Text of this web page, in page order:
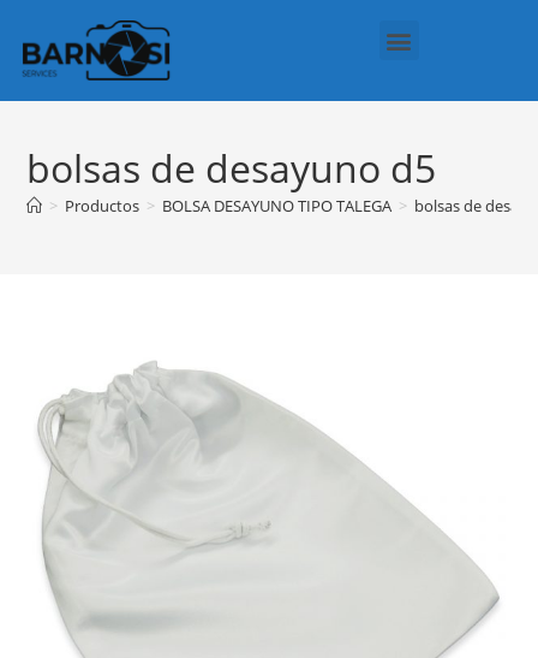
bolsas de desayuno d5
> Productos > BOLSA DESAYUNO TIPO TALEGA > bolsas de